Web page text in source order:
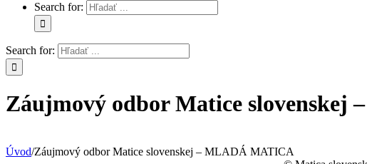
Search for:
Search for:
Záujmový odbor Matice slovenskej
Úvod/Záujmový odbor Matice slovenskej – MLADÁ MATICA